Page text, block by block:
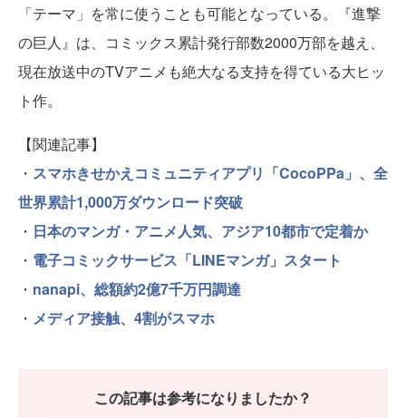
「テーマ」を常に使うことも可能となっている。『進撃
の巨人』は、コミックス累計発行部数2000万部を越え、
現在放送中のTVアニメも絶大なる支持を得ている大ヒッ
ト作。
【関連記事】
・ スマホきせかえコミュニティアプリ「CocoPPa」、全
世界累計1,000万ダウンロード突破
・ 日本のマンガ・アニメ人気、アジア10都市で定着か
・ 電子コミックサービス「LINEマンガ」スタート
・ nanapi、総額約2億7千万円調達
・ メディア接触、4割がスマホ
この記事は参考になりましたか？